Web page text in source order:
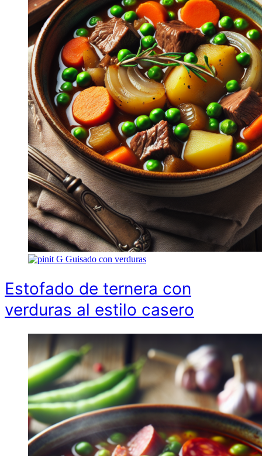
G Guisado con verduras
Estofado de ternera con
verduras al estilo casero